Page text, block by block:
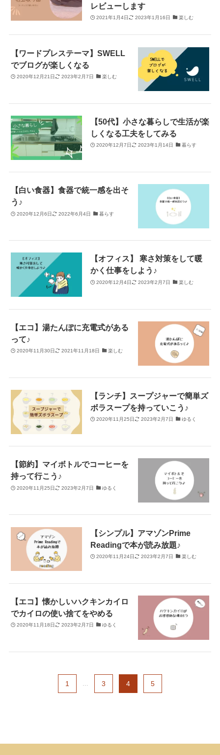
レビューします
2021年1月4日 2023年1月16日 楽しむ
【ワードプレステーマ】SWELL
でブログが楽しくなる
2020年12月21日 2023年2月7日 楽しむ
【50代】小さな暮らしで生活が楽
しくなる工夫をしてみる
2020年12月7日 2023年1月14日 暮らす
【白い食器】食器で統一感を出そ
う♪
2020年12月6日 2022年6月4日 暮らす
【オフィス】 寒さ対策をして暖
かく仕事をしよう♪
2020年12月4日 2023年2月7日 楽しむ
【エコ】湯たんぽに充電式がある
って♪
2020年11月30日 2021年11月18日 楽しむ
【ランチ】スープジャーで簡単ズ
ボラスープを持っていこう♪
2020年11月25日 2023年2月7日 ゆるく
【節約】マイボトルでコーヒーを
持って行こう♪
2020年11月25日 2023年2月7日 ゆるく
【シンプル】アマゾンPrime
Readingで本が読み放題♪
2020年11月24日 2023年2月7日 楽しむ
【エコ】懐かしいハクキンカイロ
でカイロの使い捨てをやめる
2020年11月18日 2023年2月7日 ゆるく
1 3 4 5